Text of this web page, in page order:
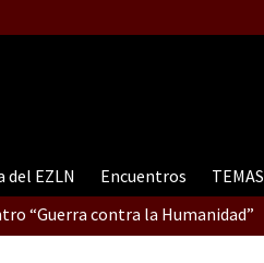
del EZLN Encuentros TEMAS
“Guerra contra la Humanidad”